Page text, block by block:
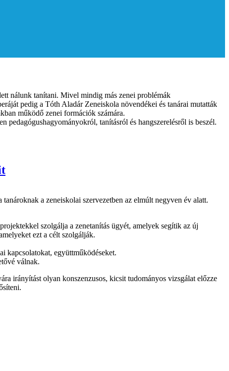
nálunk tanítani. Mivel mindig más zenei problémák
pedig a Tóth Aladár Zeneiskola növendékei és tanárai mutatták
működő zenei formációk számára.
pedagógushagyományokról, tanításról és hangszerelésről is beszél.
a zeneiskolai szervezetben az elmúlt negyven év alatt.
szolgálja a zenetanítás ügyét, amelyek segítik az új
ezt a célt szolgálják.
kapcsolatokat, együttműködéseket.
válnak.
irányítást olyan konszenzusos, kicsit tudományos vizsgálat előzze